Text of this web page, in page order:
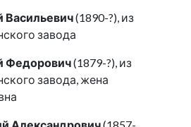
Васильевич(1890-?), из
завода
Федорович(1879-?), из
завода, жена